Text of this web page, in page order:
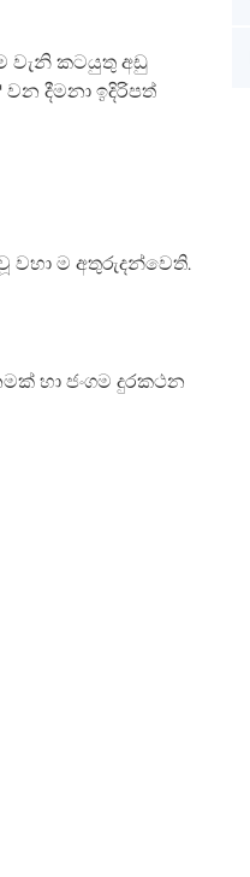
වැනි කටයුතු අඩු
දීමනා ඉදිරිපත්
වහා ම අතුරුදන්වෙති.
හා ජංගම දුරකථන